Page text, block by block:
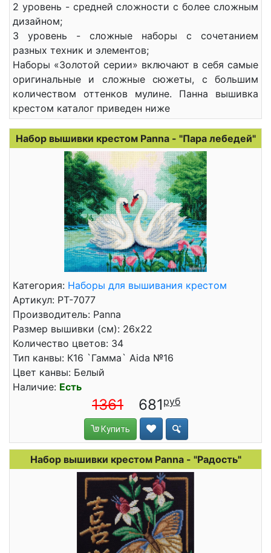
2 уровень - средней сложности с более сложным
дизайном;
3 уровень - сложные наборы с сочетанием
разных техник и элементов;
Наборы «Золотой серии» включают в себя самые
оригинальные и сложные сюжеты, с большим
количеством оттенков мулине. Панна вышивка
крестом каталог приведен ниже
Набор вышивки крестом Panna - "Пара лебедей"
Категория: Наборы для вышивания крестом
Артикул: PT-7077
Производитель: Panna
Размер вышивки (см): 26x22
Количество цветов: 34
Тип канвы: К16 `Гамма` Aida №16
Цвет канвы: Белый
Наличие: Есть
1361 681
Купить
Набор вышивки крестом Panna - "Радость"